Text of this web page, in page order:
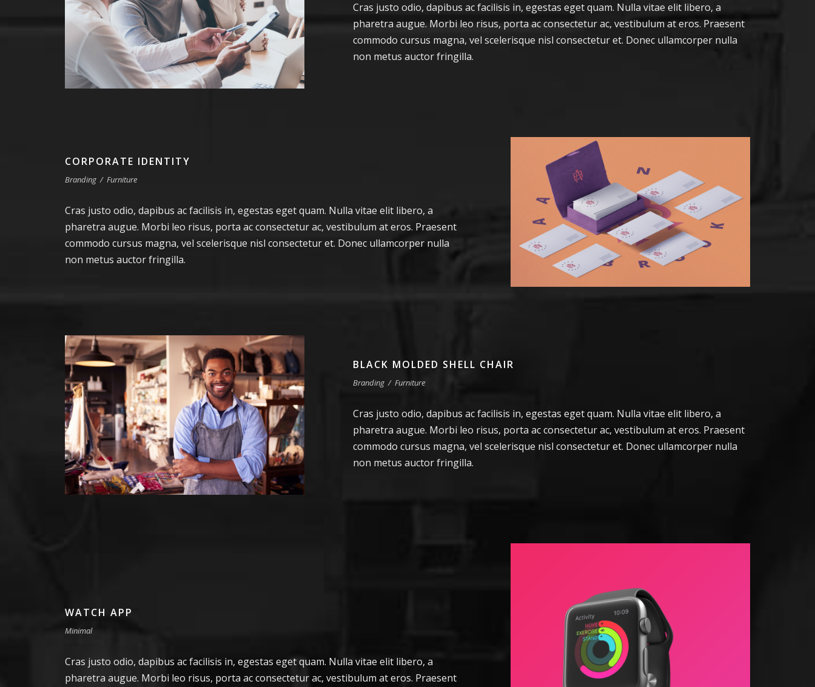
Cras justo odio, dapibus ac facilisis in, egestas eget quam. Nulla vitae elit libero, a
pharetra augue. Morbi leo risus, porta ac consectetur ac, vestibulum at eros. Praesent
commodo cursus magna, vel scelerisque nisl consectetur et. Donec ullamcorper nulla
non metus auctor fringilla.
CORPORATE IDENTITY
Branding / Furniture
Cras justo odio, dapibus ac facilisis in, egestas eget quam. Nulla vitae elit libero, a
pharetra augue. Morbi leo risus, porta ac consectetur ac, vestibulum at eros. Praesent
commodo cursus magna, vel scelerisque nisl consectetur et. Donec ullamcorper nulla
non metus auctor fringilla.
BLACK MOLDED SHELL CHAIR
Branding / Furniture
Cras justo odio, dapibus ac facilisis in, egestas eget quam. Nulla vitae elit libero, a
pharetra augue. Morbi leo risus, porta ac consectetur ac, vestibulum at eros. Praesent
commodo cursus magna, vel scelerisque nisl consectetur et. Donec ullamcorper nulla
non metus auctor fringilla.
WATCH APP
Minimal
Cras justo odio, dapibus ac facilisis in, egestas eget quam. Nulla vitae elit libero, a
pharetra augue. Morbi leo risus, porta ac consectetur ac, vestibulum at eros. Praesent